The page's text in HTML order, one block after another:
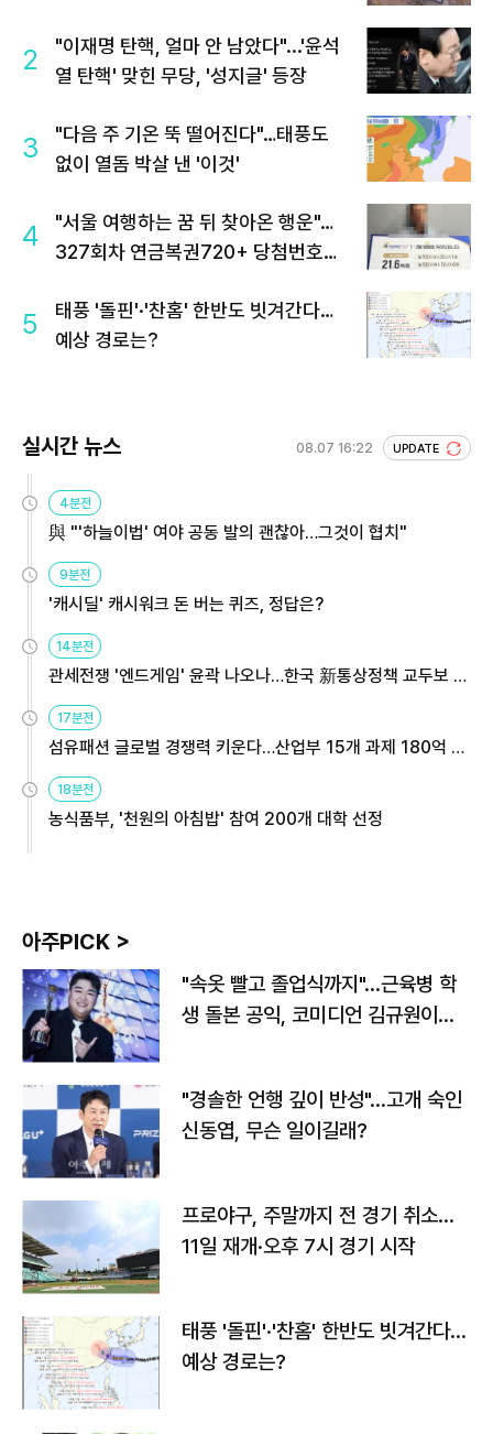
2
"이재명 탄핵, 얼마 안 남았다"...'윤석
열 탄핵' 맞힌 무당, '성지글' 등장
3
"다음 주 기온 뚝 떨어진다"…태풍도
없이 열돔 박살 낸 '이것'
4
"서울 여행하는 꿈 뒤 찾아온 행운"…
327회차 연금복권720+ 당첨번호조
5
태풍 '돌핀'·'찬홈' 한반도 빗겨간다…
예상 경로는?
실시간 뉴스 08.07 16:22 UPDATE
4분전
與 "'하늘이법' 여야 공동 발의 괜찮아…그것이 협치"
9분전
'캐시딜' 캐시워크 돈 버는 퀴즈, 정답은?
14분전
관세전쟁 '엔드게임' 윤곽 나오나…한국 新통상정책 교두보 활
17분전
섬유패션 글로벌 경쟁력 키운다…산업부 15개 과제 180억 지
18분전
농식품부, '천원의 아침밥' 참여 200개 대학 선정
아주PICK >
"속옷 빨고 졸업식까지"…근육병 학
생 돌본 공익, 코미디언 김규원이었
"경솔한 언행 깊이 반성"…고개 숙인
신동엽, 무슨 일이길래?
프로야구, 주말까지 전 경기 취소…
11일 재개·오후 7시 경기 시작
태풍 '돌핀'·'찬홈' 한반도 빗겨간다…
예상 경로는?